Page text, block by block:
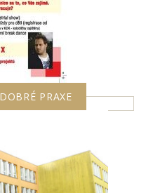
PRAXE
- motivace k
a pohybu